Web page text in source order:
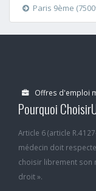
Paris 9ème
Offres d'emploi
Pourquoi
Article 6 (article
médecin doit
choisir librement son
droit ».